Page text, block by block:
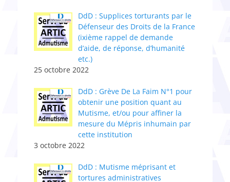
DdD : Supplices torturants par le
Défenseur des Droits de la France
(ixième rappel de demande
d’aide, de réponse, d’humanité
etc.)
25 octobre 2022
DdD : Grève De La Faim N°1 pour
obtenir une position quant au
Mutisme, et/ou pour affiner la
mesure du Mépris inhumain par
cette institution
3 octobre 2022
DdD : Mutisme méprisant et
tortures administratives